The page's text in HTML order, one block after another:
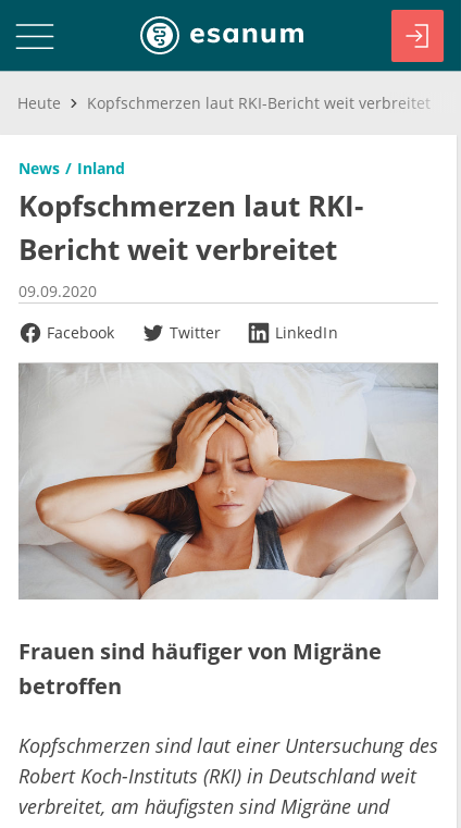
Heute Kopfschmerzen laut RKI-Bericht weit verbreitet
News Inland
Kopfschmerzen laut RKI-
Bericht weit verbreitet
09.09.2020
Facebook
Twitter LinkedIn
Frauen sind häufiger von Migräne
betroffen
Kopfschmerzen sind laut einer Untersuchung des
Robert Koch-Instituts (RKI) in Deutschland weit
verbreitet, am häufigsten sind Migräne und